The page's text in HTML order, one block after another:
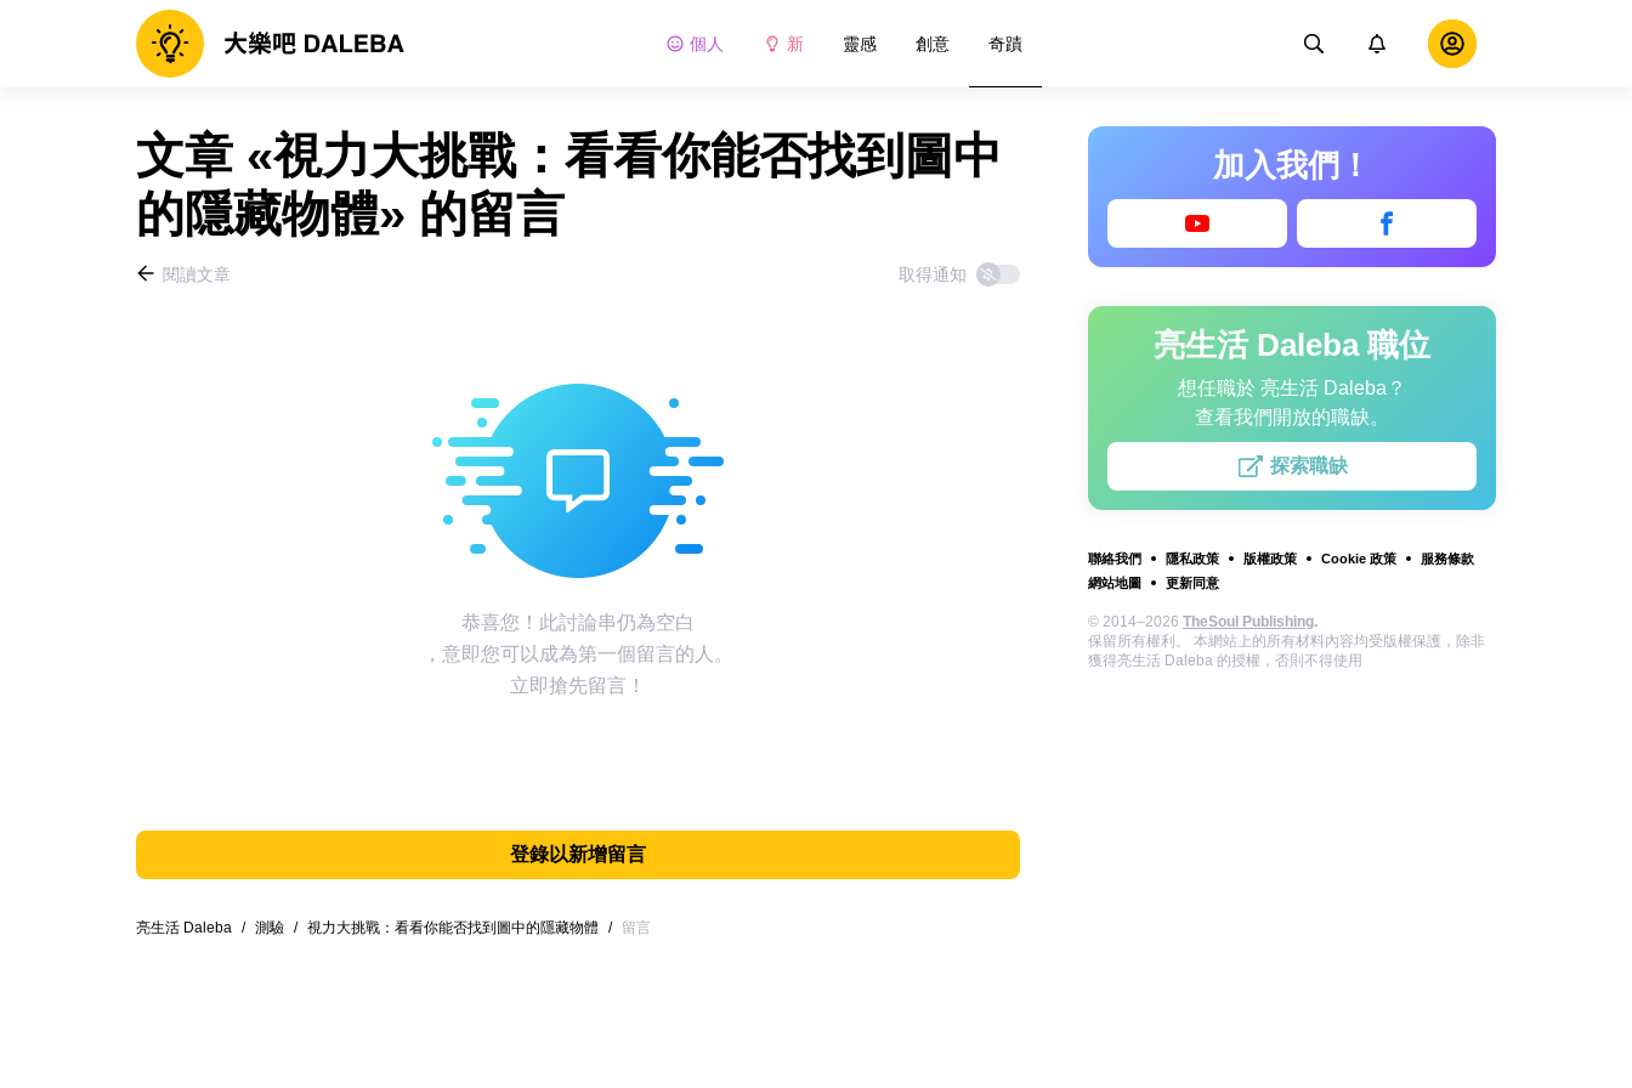
個人 新 靈感 創意 奇蹟
加入我們！
亮生活 Daleba 職位
想任職於 亮生活 Daleba？
查看我們開放的職缺。
探索職缺
聯絡我們 隱私政策 版權政策 Cookie 政策
服務條款
網站地圖
更新同意
© 2014–2026 TheSoul Publishing.
保留所有權利。 本網站上的所有材料內容均受版權保護，除非
獲得亮生活 Daleba 的授權，否則不得使用
文章 «視力大挑戰：看看你能否找到圖中
的隱藏物體» 的留言
閱讀文章 取得通知
恭喜您！此討論串仍為空白
，意即您可以成為第一個留言的人。
立即搶先留言！
登錄以新增留言
亮生活 Daleba / 測驗 / 視力大挑戰：看看你能否找到圖中的隱藏物體 / 留言